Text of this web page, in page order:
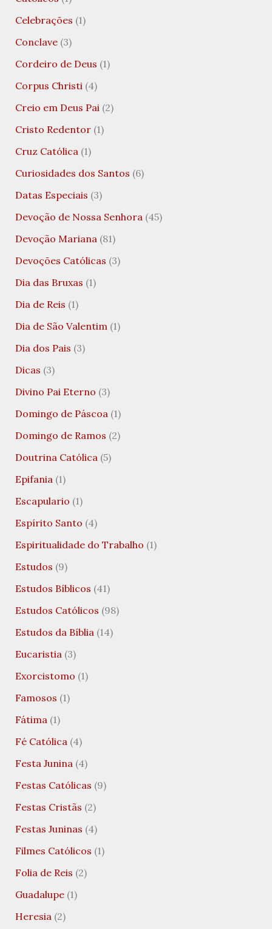
Celebrações (1)
Conclave(3)
Cordeiro de Deus (1)
Corpus Christi (4)
Creio em Deus Pai (2)
Cristo Redentor(1)
Cruz Católica (1)
Curiosidades dos Santos (6)
Datas Especiais (3)
Devoção de Nossa Senhora (45)
Devoção Mariana (81)
Devoções Católicas (3)
Dia das Bruxas (1)
Dia de Reis (1)
Dia de São Valentim (1)
Dia dos Pais (3)
Dicas (3)
Divino Pai Eterno (3)
Domingo de Páscoa (1)
Domingo de Ramos (2)
Doutrina Católica (5)
Epifania (1)
Escapulario (1)
Espírito Santo (4)
Espiritualidade do Trabalho (1)
Estudos (9)
Estudos Bíblicos (41)
Estudos Católicos (98)
Estudos da Bíblia (14)
Eucaristia (3)
Exorcistomo (1)
Famosos (1)
Fátima (1)
Fé Católica (4)
Festa Junina (4)
Festas Católicas (9)
Festas Cristãs (2)
Festas Juninas (4)
Filmes Católicos (1)
Folia de Reis (2)
Guadalupe(1)
Heresia (2)